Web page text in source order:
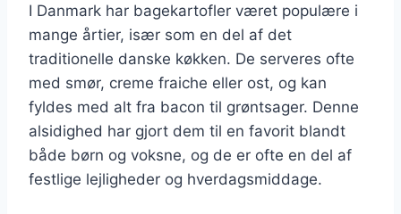
I Danmark har bagekartofler været populære i
mange årtier, især som en del af det
traditionelle danske køkken. De serveres ofte
med smør, creme fraiche eller ost, og kan
fyldes med alt fra bacon til grøntsager. Denne
alsidighed har gjort dem til en favorit blandt
både børn og voksne, og de er ofte en del af
festlige lejligheder og hverdagsmiddage.